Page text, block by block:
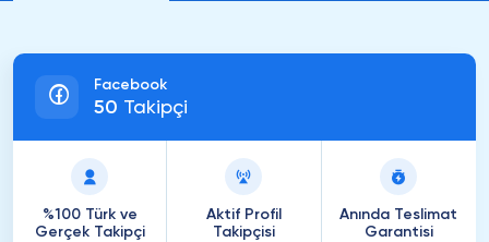
Facebook
50 Takipçi
%100 Türk ve
Gerçek Takipçi
Aktif Profil
Takipçisi
Anında Teslimat
Garantisi